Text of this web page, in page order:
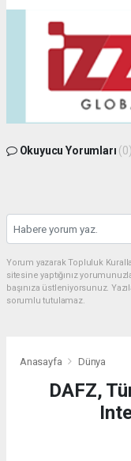
Okuyucu Yorumları (0)
Yorum yazarak Topluluk
sitesine yaptığınız
başınıza üstleniyorsunuz.
sorumlu tutulamaz.
Anasayfa Dünya
DAFZ,